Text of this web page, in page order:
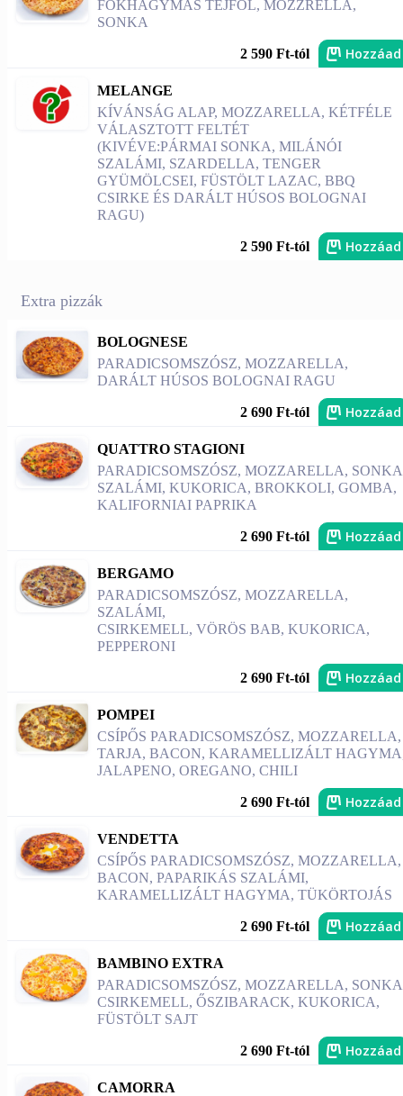
FOKHAGYMÁS TEJFÖL, MOZZRELLA,
SONKA
2 590 Ft-tól Hozzáad
MELANGE
KÍVÁNSÁG ALAP, MOZZARELLA, KÉTFÉLE
VÁLASZTOTT FELTÉT
(KIVÉVE:PÁRMAI SONKA, MILÁNÓI
SZALÁMI, SZARDELLA, TENGER
GYÜMÖLCSEI, FÜSTÖLT LAZAC, BBQ
CSIRKE ÉS DARÁLT HÚSOS BOLOGNAI
RAGU)
2 590 Ft-tól Hozzáad
Extra pizzák
BOLOGNESE
PARADICSOMSZÓSZ, MOZZARELLA,
DARÁLT HÚSOS BOLOGNAI RAGU
2 690 Ft-tól Hozzáad
QUATTRO STAGIONI
PARADICSOMSZÓSZ, MOZZARELLA,
SZALÁMI, KUKORICA, BROKKOLI, GOMBA,
KALIFORNIAI PAPRIKA
2 690 Ft-tól Hozzáad
BERGAMO
PARADICSOMSZÓSZ, MOZZARELLA,
SZALÁMI,
CSIRKEMELL, VÖRÖS BAB, KUKORICA,
PEPPERONI
2 690 Ft-tól Hozzáad
POMPEI
CSÍPŐS PARADICSOMSZÓSZ, MOZZARELLA,
TARJA, BACON, KARAMELLIZÁLT
JALAPENO, OREGANO, CHILI
2 690 Ft-tól Hozzáad
VENDETTA
CSÍPŐS PARADICSOMSZÓSZ, MOZZARELLA,
BACON, PAPARIKÁS SZALÁMI,
KARAMELLIZÁLT HAGYMA, TÜKÖRTOJÁS
2 690 Ft-tól Hozzáad
BAMBINO EXTRA
PARADICSOMSZÓSZ, MOZZARELLA,
CSIRKEMELL, ŐSZIBARACK, KUKORICA,
FÜSTÖLT SAJT
2 690 Ft-tól Hozzáad
CAMORRA